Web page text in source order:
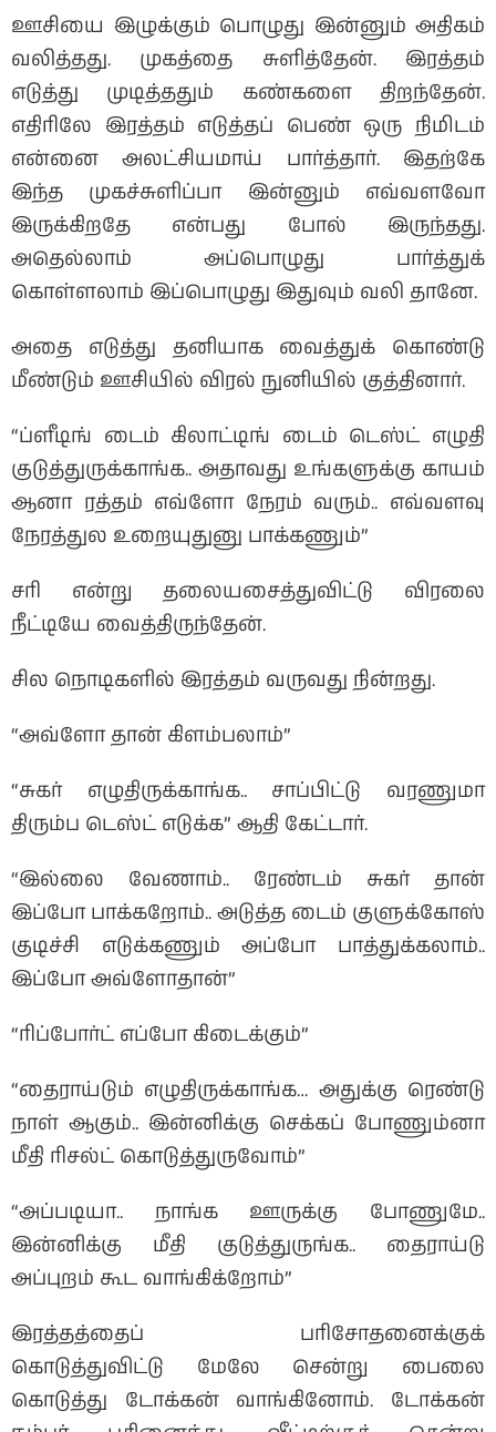
ஊசியை இழுக்கும் பொழுது இன்னும் அதிகம்
வலித்தது. முகத்தை சுளித்தேன். இரத்தம்
எடுத்து முடித்ததும் கண்களை திறந்தேன்.
எதிரிலே இரத்தம் எடுத்தப் பெண் ஒரு நிமிடம்
என்னை அலட்சியமாய் பார்த்தார். இதற்கே
இந்த முகச்சுளிப்பா இன்னும் எவ்வளவோ
இருக்கிறதே என்பது போல் இருந்தது.
அதெல்லாம் அப்பொழுது பார்த்துக்
கொள்ளலாம் இப்பொழுது இதுவும் வலி தானே.
அதை எடுத்து தனியாக வைத்துக் கொண்டு
மீண்டும் ஊசியில் விரல் நுனியில் குத்தினார்.
“ப்ளீடிங் டைம் கிலாட்டிங் டைம் டெஸ்ட் எழுதி
குடுத்துருக்காங்க.. அதாவது உங்களுக்கு காயம்
ஆனா ரத்தம் எவ்ளோ நேரம் வரும்.. எவ்வளவு
நேரத்துல உறையுதுனு பாக்கணும்”
சரி என்று தலையசைத்துவிட்டு விரலை
நீட்டியே வைத்திருந்தேன்.
சில நொடிகளில் இரத்தம் வருவது நின்றது.
“அவ்ளோ தான் கிளம்பலாம்”
“சுகர் எழுதிருக்காங்க.. சாப்பிட்டு வரணுமா
திரும்ப டெஸ்ட் எடுக்க” ஆதி கேட்டார்.
“இல்லை வேணாம்.. ரேண்டம் சுகர் தான்
இப்போ பாக்கறோம்.. அடுத்த டைம் குளுக்கோஸ்
குடிச்சி எடுக்கணும் அப்போ பாத்துக்கலாம்..
இப்போ அவ்ளோதான்”
“ரிப்போர்ட் எப்போ கிடைக்கும்”
“தைராய்டும் எழுதிருக்காங்க… அதுக்கு ரெண்டு
நாள் ஆகும்.. இன்னிக்கு செக்கப் போணும்னா
மீதி ரிசல்ட் கொடுத்துருவோம்”
“அப்படியா.. நாங்க ஊருக்கு போணுமே..
இன்னிக்கு மீதி குடுத்துருங்க.. தைராய்டு
அப்புறம் கூட வாங்கிக்றோம்”
இரத்தத்தைப் பரிசோதனைக்குக்
கொடுத்துவிட்டு மேலே சென்று பைலை
கொடுத்து டோக்கன் வாங்கினோம். டோக்கன்